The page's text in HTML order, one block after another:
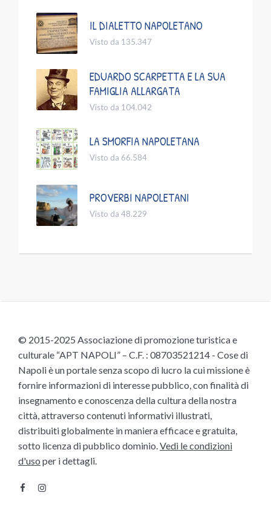
IL DIALETTO NAPOLETANO
Visto da 135.347
EDUARDO SCARPETTA E LA SUA
FAMIGLIA ALLARGATA
Visto da 104.042
LA SMORFIA NAPOLETANA
Visto da 66.584
PROVERBI NAPOLETANI
Visto da 48.229
© 2015-2025 Associazione di promozione turistica e
culturale “APT NAPOLI” – C.F. : 08703521214 - Cose di
Napoli è un portale senza scopo di lucro la cui missione è
fornire informazioni di interesse pubblico, con finalità di
insegnamento e conoscenza della cultura della nostra
città, attraverso contenuti informativi illustrati,
distribuiti globalmente in maniera efficace e gratuita,
sotto licenza di pubblico dominio.Vedi le condizioni
d'uso per i dettagli.